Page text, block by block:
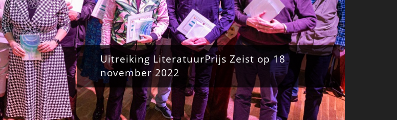
Uitreiking LiteratuurPrijs Zeist op 18
november 2022